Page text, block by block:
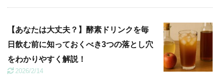
【あなたは大丈夫？】酵素ドリンクを毎
日飲む前に知っておくべき3つの落とし穴
をわかりやすく解説！
2026/2/14